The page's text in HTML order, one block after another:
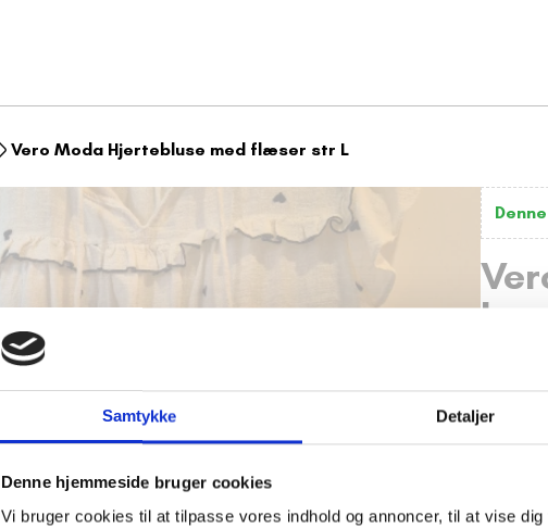
Samtykke Detaljer
Denne hjemmeside bruger cookies
Vi bruger cookies til at tilpasse vores indhold og annoncer, til at vise
Vero Moda Hjertebluse med flæser str L
L